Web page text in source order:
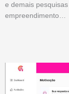
e demais
empreendimento…